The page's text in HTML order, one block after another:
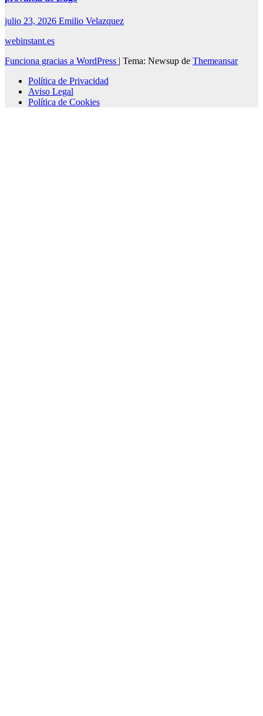
julio 23, 2026 Emilio Velazquez
webinstant.es
Funciona gracias a WordPress | Tema: Newsup de Themeansar
Política de Privacidad
Aviso Legal
Política de Cookies